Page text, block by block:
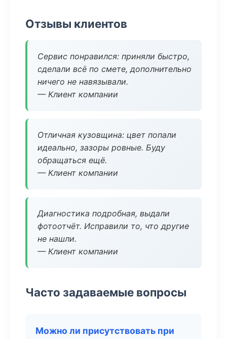
Отзывы клиентов
Сервис понравился: приняли быстро,
сделали всё по смете, дополнительно
ничего не навязывали.
— Клиент компании
Отличная кузовщина: цвет попали
идеально, зазоры ровные. Буду
обращаться ещё.
— Клиент компании
Диагностика подробная, выдали
фотоотчёт. Исправили то, что другие
не нашли.
— Клиент компании
Часто задаваемые вопросы
Можно ли присутствовать при